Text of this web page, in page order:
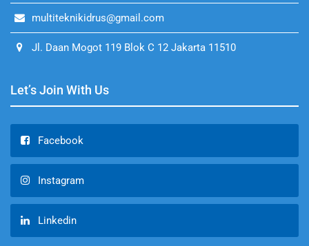
multiteknikidrus@gmail.com
Jl. Daan Mogot 119 Blok C 12 Jakarta 11510
Let’s Join With Us
Facebook
Instagram
Linkedin